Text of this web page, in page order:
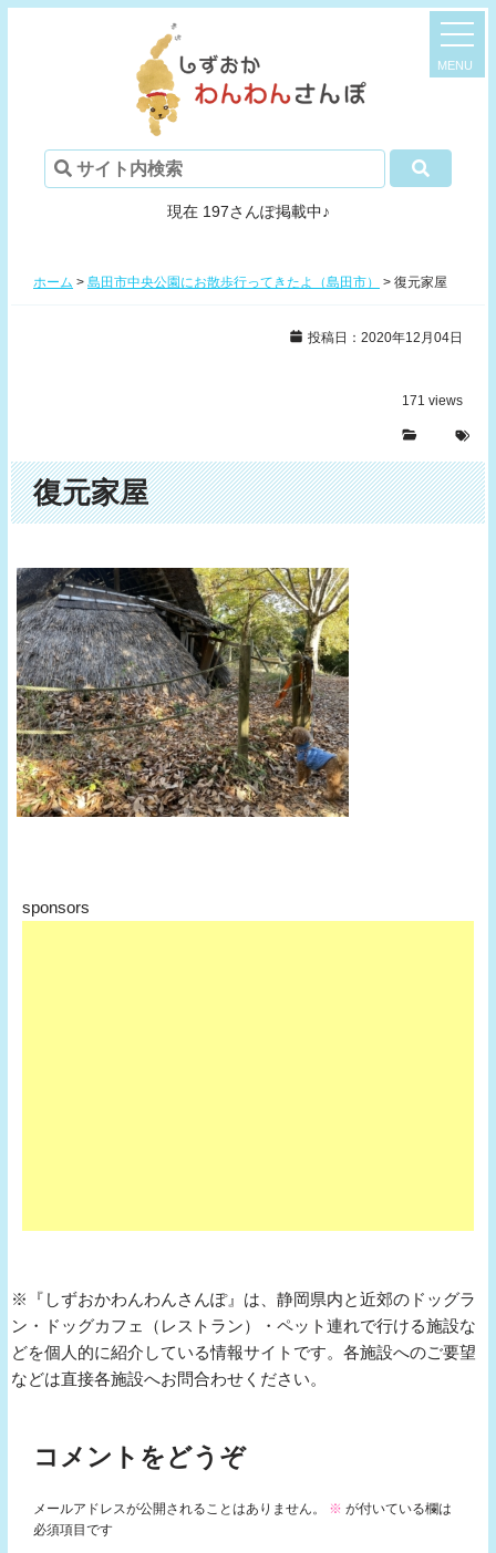
現在 197さんぽ掲載中♪
ホーム > 島田市中央公園にお散歩行ってきたよ（島田市） > 復元家屋
投稿日：2020年12月04日
171 views
復元家屋
sponsors
※『しずおかわんわんさんぽ』は、静岡県内と近郊のドッグラ
ン・ドッグカフェ（レストラン）・ペット連れで行ける施設な
どを個人的に紹介している情報サイトです。各施設へのご要望
などは直接各施設へお問合わせください。
コメントをどうぞ
メールアドレスが公開されることはありません。 ※ が付いている欄は
必須項目です